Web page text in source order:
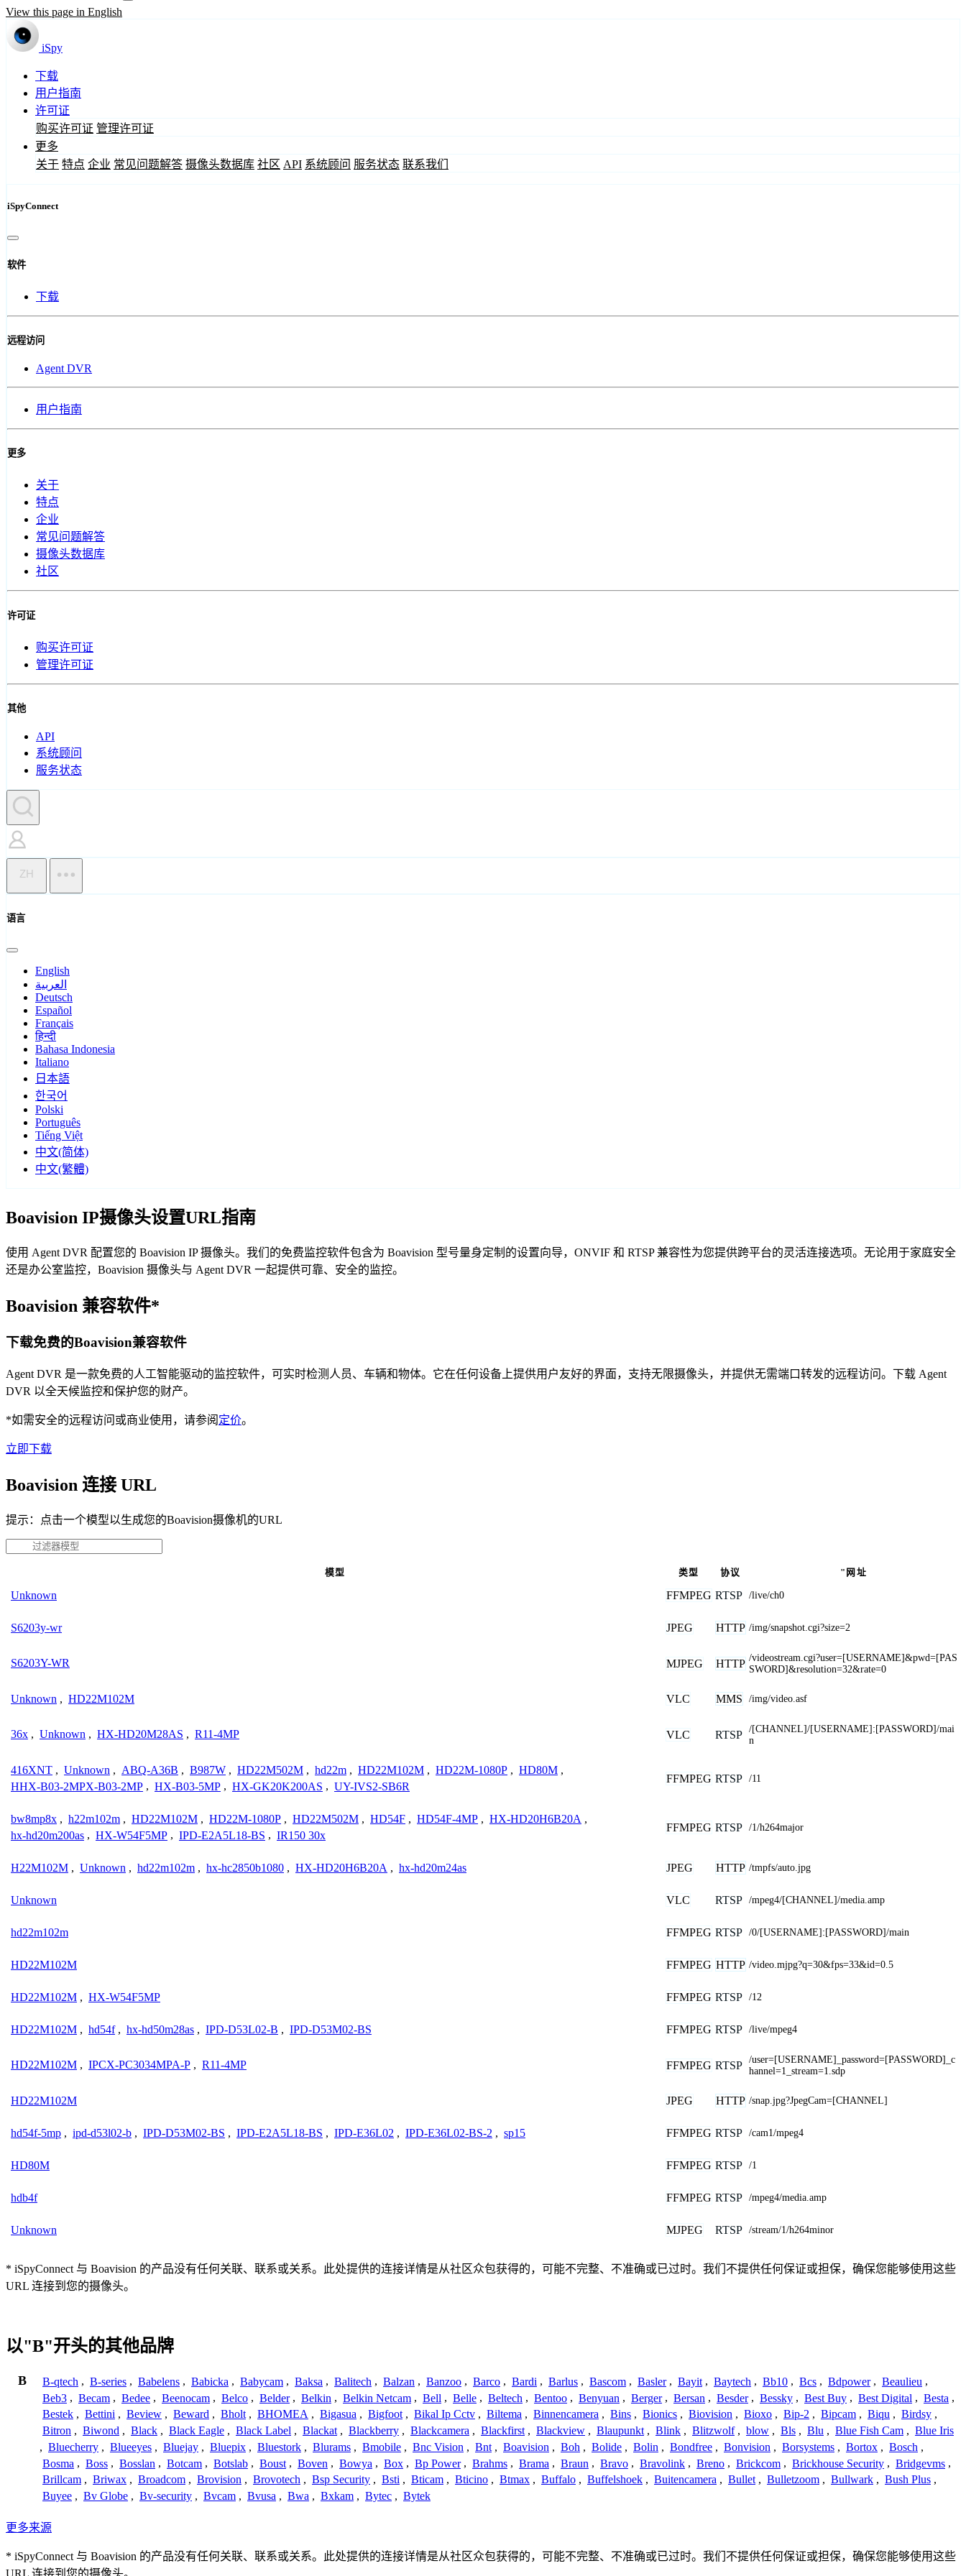
View this page in English
iSpy
下载
用户指南
许可证
购买许可证 管理许可证
更多
关于 特点 企业 常见问题解答 摄像头数据库 社区 API 系统顾问 服务状态 联系我们
iSpyConnect
软件
下载
远程访问
Agent DVR
用户指南
更多
关于
特点
企业
常见问题解答
摄像头数据库
社区
许可证
购买许可证
管理许可证
其他
API
系统顾问
服务状态
ZH
语言
English
العربية
Deutsch
Español
Français
हिन्दी
Bahasa Indonesia
Italiano
日本語
한국어
Polski
Português
Tiếng Việt
中文(简体)
中文(繁體)
Boavision IP摄像头设置URL指南
使用 Agent DVR 配置您的 Boavision IP 摄像头。我们的免费监控软件包含为 Boavision 型号量身定制的设置向导，ONVIF 和 RTSP 兼容性为您提供跨平台的灵活连接选项。无论用于家庭安全
还是办公室监控，Boavision 摄像头与 Agent DVR 一起提供可靠、安全的监控。
Boavision 兼容软件*
下载免费的Boavision兼容软件
Agent DVR 是一款免费的人工智能驱动的监控软件，可实时检测人员、车辆和物体。它在任何设备上提供用户友好的界面，支持无限摄像头，并提供无需端口转发的远程访问。下载 Agent
DVR 以全天候监控和保护您的财产。
*如需安全的远程访问或商业使用，请参阅 定价。
立即下载
Boavision 连接 URL
提示：点击一个模型以生成您的Boavision摄像机的URL
模型 类型 协议 "网址
Unknown FFMPEG RTSP /live/ch0
S6203y-wr JPEG HTTP /img/snapshot.cgi?size=2
S6203Y-WR MJPEG HTTP /videostream.cgi?user=[USERNAME]&pwd=[PAS
SWORD]&resolution=32&rate=0
Unknown , HD22M102M VLC MMS /img/video.asf
36x , Unknown , HX-HD20M28AS , R11-4MP VLC RTSP /[CHANNEL]/[USERNAME]:[PASSWORD]/mai
n
416XNT , Unknown , ABQ-A36B , B987W , HD22M502M , hd22m , HD22M102M , HD22M-1080P , HD80M ,
HHX-B03-2MPX-B03-2MP , HX-B03-5MP , HX-GK20K200AS , UY-IVS2-SB6R
FFMPEG RTSP /11
bw8mp8x , h22m102m , HD22M102M , HD22M-1080P , HD22M502M , HD54F , HD54F-4MP , HX-HD20H6B20A ,
hx-hd20m200as , HX-W54F5MP , IPD-E2A5L18-BS , IR150 30x
FFMPEG RTSP /1/h264major
H22M102M , Unknown , hd22m102m , hx-hc2850b1080 , HX-HD20H6B20A , hx-hd20m24as JPEG HTTP /tmpfs/auto.jpg
Unknown VLC RTSP /mpeg4/[CHANNEL]/media.amp
hd22m102m FFMPEG RTSP /0/[USERNAME]:[PASSWORD]/main
HD22M102M FFMPEG HTTP /video.mjpg?q=30&fps=33&id=0.5
HD22M102M , HX-W54F5MP FFMPEG RTSP /12
HD22M102M , hd54f , hx-hd50m28as , IPD-D53L02-B , IPD-D53M02-BS FFMPEG RTSP /live/mpeg4
HD22M102M , IPCX-PC3034MPA-P , R11-4MP FFMPEG RTSP /user=[USERNAME]_password=[PASSWORD]_c
hannel=1_stream=1.sdp
HD22M102M JPEG HTTP /snap.jpg?JpegCam=[CHANNEL]
hd54f-5mp , ipd-d53l02-b , IPD-D53M02-BS , IPD-E2A5L18-BS , IPD-E36L02 , IPD-E36L02-BS-2 , sp15 FFMPEG RTSP /cam1/mpeg4
HD80M FFMPEG RTSP /1
hdb4f FFMPEG RTSP /mpeg4/media.amp
Unknown MJPEG RTSP /stream/1/h264minor
* iSpyConnect 与 Boavision 的产品没有任何关联、联系或关系。此处提供的连接详情是从社区众包获得的，可能不完整、不准确或已过时。我们不提供任何保证或担保，确保您能够使用这些
URL 连接到您的摄像头。
以"B"开头的其他品牌
B B-qtech , B-series , Babelens , Babicka , Babycam , Baksa , Balitech , Balzan , Banzoo , Barco , Bardi , Barlus , Bascom , Basler , Bayit , Baytech , Bb10 , Bcs , Bdpower , Beaulieu ,
Beb3 , Becam , Bedee , Beenocam , Belco , Belder , Belkin , Belkin Netcam , Bell , Belle , Beltech , Bentoo , Benyuan , Berger , Bersan , Besder , Bessky , Best Buy , Best Digital , Besta ,
Bestek , Bettini , Beview , Beward , Bholt , BHOMEA , Bigasua , Bigfoot , Bikal Ip Cctv , Biltema , Binnencamera , Bins , Bionics , Biovision , Bioxo , Bip-2 , Bipcam , Biqu , Birdsy ,
Bitron , Biwond , Black , Black Eagle , Black Label , Blackat , Blackberry , Blackcamera , Blackfirst , Blackview , Blaupunkt , Blink , Blitzwolf , blow , Bls , Blu , Blue Fish Cam , Blue Iris
, Bluecherry , Blueeyes , Bluejay , Bluepix , Bluestork , Blurams , Bmobile , Bnc Vision , Bnt , Boavision , Boh , Bolide , Bolin , Bondfree , Bonvision , Borsystems , Bortox , Bosch ,
Bosma , Boss , Bosslan , Botcam , Botslab , Boust , Boven , Bowya , Box , Bp Power , Brahms , Brama , Braun , Bravo , Bravolink , Breno , Brickcom , Brickhouse Security , Bridgevms ,
Brillcam , Briwax , Broadcom , Brovision , Brovotech , Bsp Security , Bsti , Bticam , Bticino , Btmax , Buffalo , Buffelshoek , Buitencamera , Bullet , Bulletzoom , Bullwark , Bush Plus ,
Buyee , Bv Globe , Bv-security , Bvcam , Bvusa , Bwa , Bxkam , Bytec , Bytek
更多来源
* iSpyConnect 与 Boavision 的产品没有任何关联、联系或关系。此处提供的连接详情是从社区众包获得的，可能不完整、不准确或已过时。我们不提供任何保证或担保，确保您能够使用这些